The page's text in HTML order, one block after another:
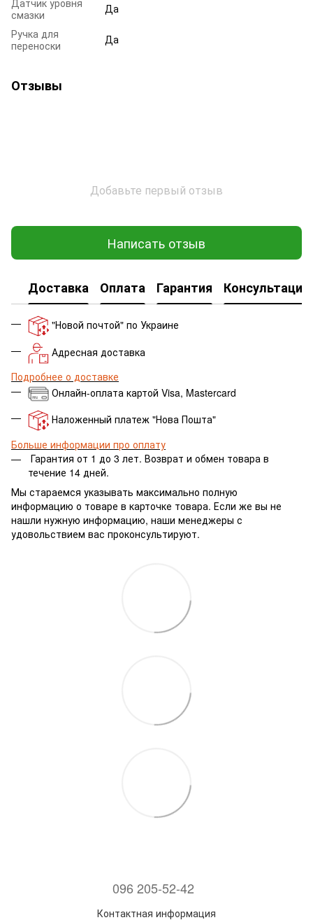
Датчик уровня
смазки
Да
Ручка для
переноски
Да
Отзывы
Добавьте первый отзыв
Написать отзыв
Доставка Оплата Гарантия Консультация
"Новой почтой" по Украине
Адресная доставка
Подробнее о доставке
Онлайн-оплата картой Visa, Mastercard
Наложенный платеж "Нова Пошта"
Больше информации про оплату
Гарантия от 1 до 3 лет. Возврат и обмен товара в
течение 14 дней.
Мы стараемся указывать максимально полную
информацию о товаре в карточке товара. Если же вы не
нашли нужную информацию, наши менеджеры с
удовольствием вас проконсультируют.
096 205-52-42
Контактная информация